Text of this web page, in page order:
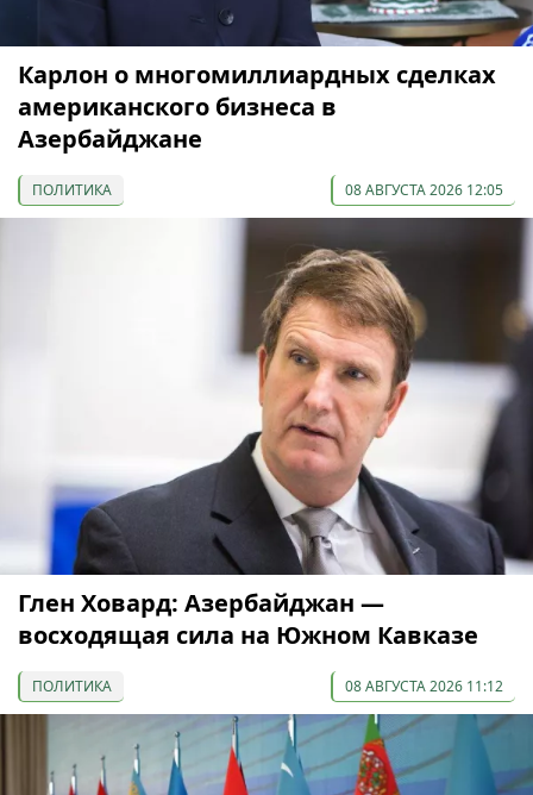
Карлон о многомиллиардных сделках
американского бизнеса в
Азербайджане
ПОЛИТИКА 08 АВГУСТА 2026 12:05
Глен Ховард: Азербайджан —
восходящая сила на Южном Кавказе
ПОЛИТИКА 08 АВГУСТА 2026 11:12